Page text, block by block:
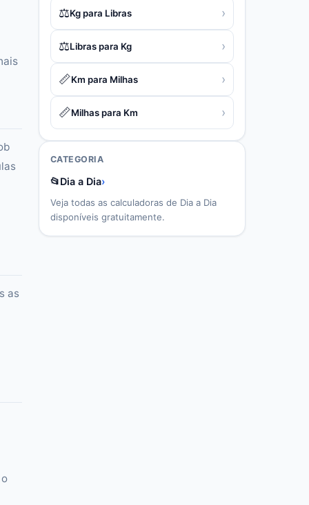
as
⚖️Kg para Libras ›
⚖️Libras para Kg ›
📏Km para Milhas ›
📏Milhas para Km ›
CATEGORIA
📂Dia a Dia›
Veja todas as calculadoras de Dia a Dia
disponíveis gratuitamente.